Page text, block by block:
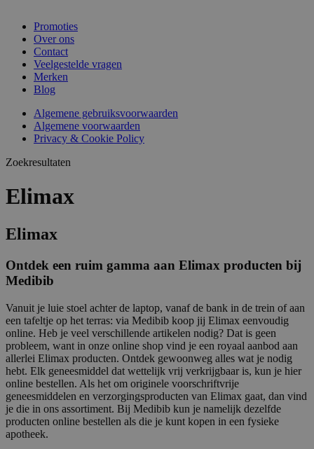
Promoties
Over ons
Contact
Veelgestelde vragen
Merken
Blog
Algemene gebruiksvoorwaarden
Algemene voorwaarden
Privacy & Cookie Policy
Zoekresultaten
Elimax
Elimax
Ontdek een ruim gamma aan Elimax producten bij
Medibib
Vanuit je luie stoel achter de laptop, vanaf de bank in de trein of aan
een tafeltje op het terras: via Medibib koop jij Elimax eenvoudig
online. Heb je veel verschillende artikelen nodig? Dat is geen
probleem, want in onze online shop vind je een royaal aanbod aan
allerlei Elimax producten. Ontdek gewoonweg alles wat je nodig
hebt. Elk geneesmiddel dat wettelijk vrij verkrijgbaar is, kun je hier
online bestellen. Als het om originele voorschriftvrije
geneesmiddelen en verzorgingsproducten van Elimax gaat, dan vind
je die in ons assortiment. Bij Medibib kun je namelijk dezelfde
producten online bestellen als die je kunt kopen in een fysieke
apotheek.